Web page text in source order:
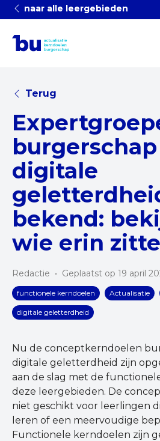
naar alle leergebieden
Terug
digitale
bekend:
wie erin
Redactie • Geplaatst op 19 april
functionele kerndoelen Actualisatie
digitale geletterdheid
Nu de conceptkerndoelen
digitale geletterdheid zijn
aan de slag met de
deze leergebieden. De
niet geschikt voor leerlingen
leren of een meervoudige
Functionele kerndoelen zijn